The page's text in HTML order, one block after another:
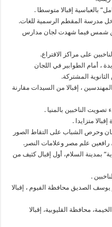
بالعباسية إقبالا متوسطا .
مدرسة المقطم الرسمية للغات.
شمس فيما شهدت لجان مدارس
على مراكز الاقتراع.
، أمام الطوابير في اللجان
المشتركة.
، إقبالا من السيدات مقارنة
الناخبين بالمنيا .
متزايدا .
وحرص الشباب على التقاط الصور
، رافعين علم مصر وعلامات النصر.
بمدينة السلام، أول إقبال كثيف من
.
الصديق محافظة الفيوم ، إقبالا
محافظة القليوبية، إقبالا